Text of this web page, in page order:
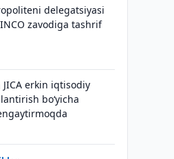
delegatsiyasi
zavodiga tashrif
JICA erkin iqtisodiy
boʻyicha